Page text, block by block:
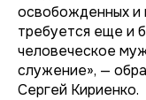
освобожденных и
требуется еще и
человеческое
служение», —
Сергей Кириенко.